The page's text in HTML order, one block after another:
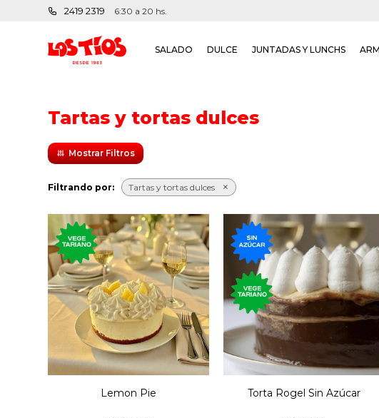
SALADO DULCE JUNTADAS Y LUNCHS
2419 2319 6:30 a 20 hs.
Tartas y tortas dulces
Filtrando por: Tartas y tortas dulces
Torta de base de masa
crujiente con crema de
limón y topping de
merengue.
Lemon Pie
Torta con milhojas de
dulce de leche y crema
sin azúcar.
Torta Rogel Sin Azúcar